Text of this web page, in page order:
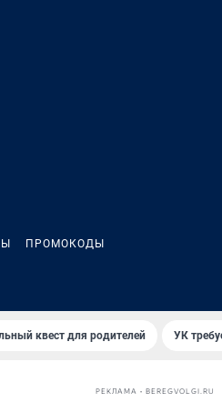
ПРОМОКОДЫ
квест для родителей УК
РЕКЛАМА • BEREGVOLGI.RU